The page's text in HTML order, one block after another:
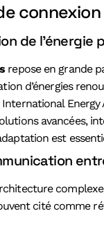
de l’énergie
repose en grande
d’énergies
Energy
avancées,
est
cité comme